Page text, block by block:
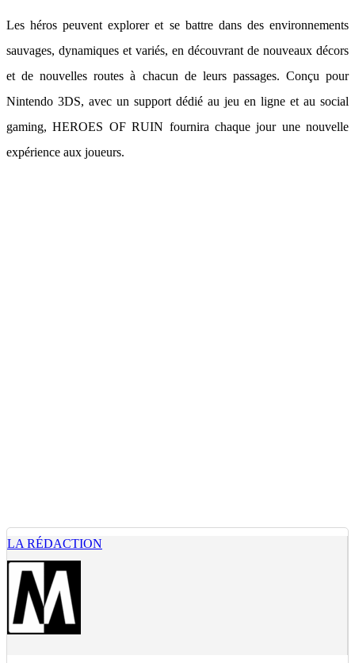
Les héros peuvent explorer et se battre dans des environnements
sauvages, dynamiques et variés, en découvrant de nouveaux décors
et de nouvelles routes à chacun de leurs passages. Conçu pour
Nintendo 3DS, avec un support dédié au jeu en ligne et au social
gaming, HEROES OF RUIN fournira chaque jour une nouvelle
expérience aux joueurs.
LA RÉDACTION